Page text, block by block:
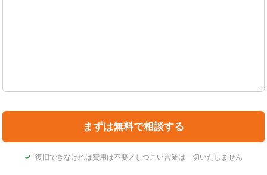
復旧できなければ費用は不要／しつこい営業は一切いたしません